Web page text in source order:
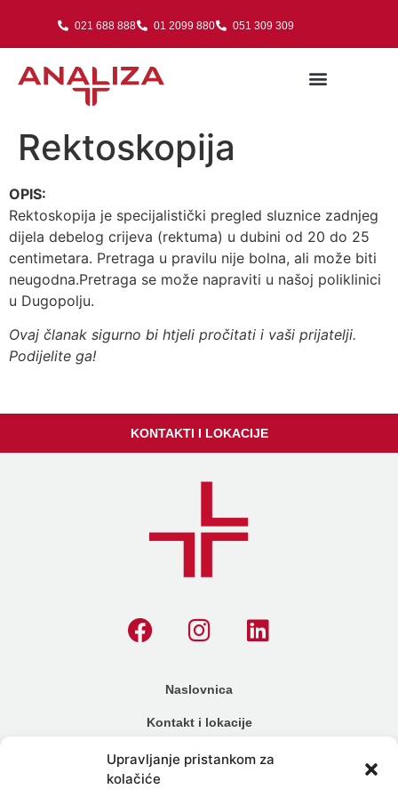
Upravljanje pristankom za
kolačiće
021 688 888 01 2099 880 051 309 309
Rektoskopija
OPIS:
Rektoskopija je specijalistički pregled sluznice zadnjeg
dijela debelog crijeva (rektuma) u dubini od 20 do 25
centimetara. Pretraga u pravilu nije bolna, ali može biti
neugodna.Pretraga se može napraviti u našoj poliklinici
u Dugopolju.
Ovaj članak sigurno bi htjeli pročitati i vaši prijatelji.
Podijelite ga!
KONTAKTI I LOKACIJE
Naslovnica
Kontakt i lokacije
Cjenik
Načini plaćanja